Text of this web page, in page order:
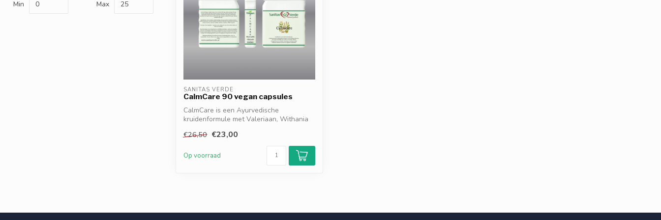
Min Max
SANITAS VERDE
CalmCare 90 vegan capsules
CalmCare is een Ayurvedische
kruidenformule met Valeriaan, Withania
€26,50 €23,00
Op voorraad